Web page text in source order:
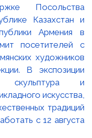
Посольства
Казахстан и
Армения в
посетителей с
художников
В экспозиции
скульптура и
искусства,
традиций
с 12 августа